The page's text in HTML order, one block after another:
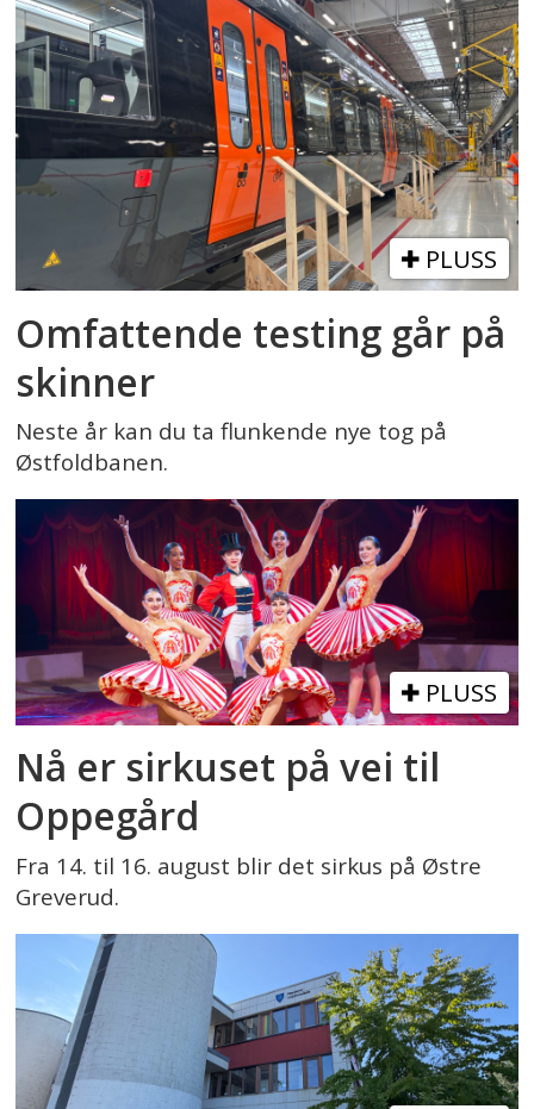
PLUSS
Omfattende testing går på
skinner
Neste år kan du ta flunkende nye tog på
Østfoldbanen.
PLUSS
Nå er sirkuset på vei til
Oppegård
Fra 14. til 16. august blir det sirkus på Østre
Greverud.